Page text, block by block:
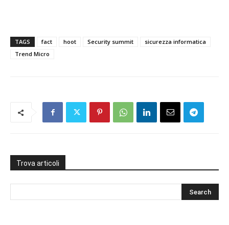
TAGS fact hoot Security summit
sicurezza informatica
Trend Micro
Trova articoli